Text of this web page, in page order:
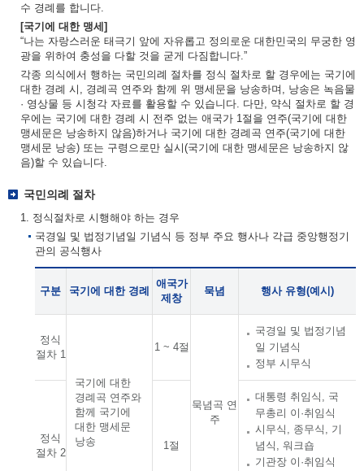
수 경례를 합니다.
[국기에 대한 맹세]
“나는 자랑스러운 태극기 앞에 자유롭고 정의로운 대한민국의 무궁한 영
광을 위하여 충성을 다할 것을 굳게 다짐합니다.”
각종 의식에서 행하는 국민의례 절차를 정식 절차로 할 경우에는 국기에
대한 경례 시, 경례곡 연주와 함께 위 맹세문을 낭송하며, 낭송은 녹음물
· 영상물 등 시청각 자료를 활용할 수 있습니다. 다만, 약식 절차로 할 경
우에는 국기에 대한 경례 시 전주 없는 애국가 1절을 연주(국기에 대한
맹세문은 낭송하지 않음)하거나 국기에 대한 경례곡 연주(국기에 대한
맹세문 낭송) 또는 구령으로만 실시(국기에 대한 맹세문은 낭송하지 않
음)할 수 있습니다.
국민의례 절차
1. 정식절차로 시행해야 하는 경우
국경일 및 법정기념일 기념식 등 정부 주요 행사나 각급 중앙행정기
관의 공식행사
구분 국기에 대한 경례
애국가
제창
묵념 행사 유형(예시)
정식
절차 1
국기에 대한
경례곡 연주와
함께 국기에
대한 맹세문
낭송
1 ~ 4절
묵념곡 연
주
국경일 및 법정기념
일 기념식
정부 시무식
정식
절차 2
1절
대통령 취임식, 국
무총리 이·취임식
시무식, 종무식, 기
념식, 워크숍
기관장 이·취임식